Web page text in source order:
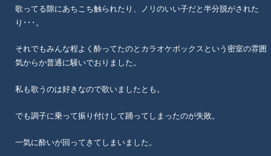
歌ってる隙にあちこち触られたり、ノリのいい子だと半分脱がされた
り･･･。
それでもみんな程よく酔ってたのとカラオケボックスという密室の雰囲
気からか普通に騒いでおりました。
私も歌うのは好きなので歌いましたとも。
でも調子に乗って振り付けして踊ってしまったのが失敗。
一気に酔いが回ってきてしまいました。